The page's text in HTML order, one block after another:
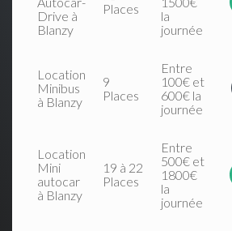
Drive à
Blanzy
Places
la
journée
Location
Minibus
à Blanzy
9
Places
Entre
100€ et
600€ la
journée
Location
Mini
autocar
à Blanzy
19 à 22
Places
Entre
500€ et
1800€
la
journée